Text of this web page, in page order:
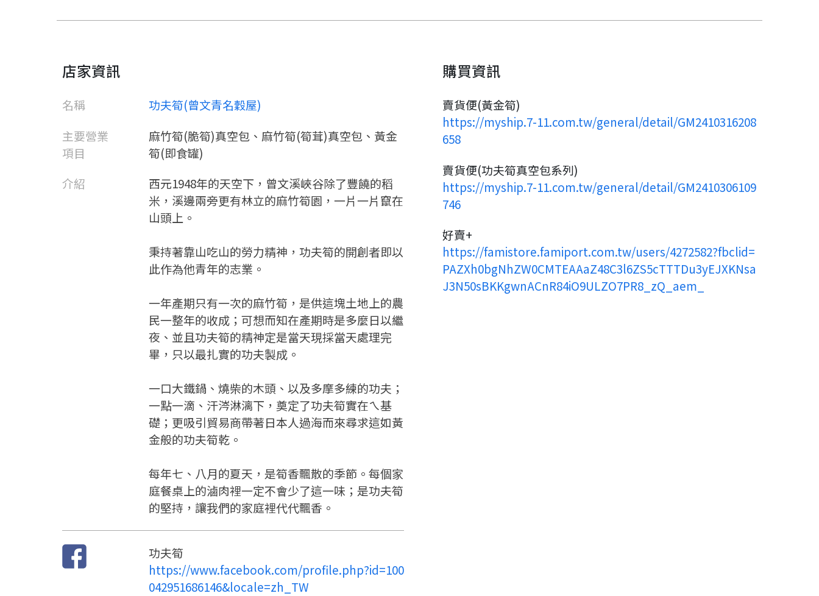
店家資訊
名稱
功夫筍(曾文青名穀屋)
主要營業
項目
麻竹筍(脆筍)真空包、麻竹筍(筍茸)真空包、黃金
筍(即食罐)
介紹
西元1948年的天空下，曾文溪峽谷除了豐饒的稻
米，溪邊兩旁更有林立的麻竹筍園，一片一片竄在
山頭上。
秉持著靠山吃山的勞力精神，功夫筍的開創者即以
此作為他青年的志業。
一年產期只有一次的麻竹筍，是供這塊土地上的農
民一整年的收成；可想而知在產期時是多麼日以繼
夜、並且功夫筍的精神定是當天現採當天處理完
畢，只以最扎實的功夫製成。
一口大鐵鍋、燒柴的木頭、以及多摩多練的功夫；
一點一滴、汗涔淋漓下，奠定了功夫筍實在ㄟ基
礎；更吸引貿易商帶著日本人過海而來尋求這如黃
金般的功夫筍乾。
每年七、八月的夏天，是筍香飄散的季節。每個家
庭餐桌上的滷肉裡一定不會少了這一味；是功夫筍
的堅持，讓我們的家庭裡代代飄香。
功夫筍
https://www.facebook.com/profile.php?id=100
042951686146&locale=zh_TW
購買資訊
賣貨便(黃金筍)
https://myship.7-11.com.tw/general/detail/GM2410316208
658
賣貨便(功夫筍真空包系列)
https://myship.7-11.com.tw/general/detail/GM2410306109
746
好賣+
https://famistore.famiport.com.tw/users/4272582?fbclid=
PAZXh0bgNhZW0CMTEAAaZ48C3l6ZS5cTTTDu3yEJXKNsa
J3N50sBKKgwnACnR84iO9ULZO7PR8_zQ_aem_
要註冊嗎？
嗨~這個 LINE 帳號還沒有註冊
過，
只要驗證手機號碼就能完成註
返回
請加入LINE好友
請掃描或點擊 QR code
加入「嘉義優鮮」LINE 好友，
才能繼續註冊喔。
點擊加入 LINE 好友
返回
填寫申請資料
返回首頁
訊息
要申請新產品嗎？
查看申請進度
要看申請秘笈嗎？
想知道怎麼做更容易通過審核
看看申請教學吧！
點擊「直接申請」按鈕開始填寫
申請表。
返回首頁